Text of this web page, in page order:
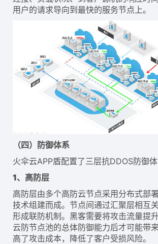
用户的请求导向到最快的服务节点上。
（四）防御体系
火伞云APP盾配置了三层抗DDOS防御体
1、高防层
高防层由多个高防云节点采用分布式部
技术组建而成。节点间通过汇聚层相互
形成联防机制。黑客需要将攻击流量提
云防节点池的总体防御能力后才可能带
高了攻击成本，降低了客户受损风险。